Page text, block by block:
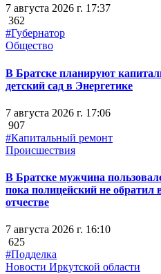
7 августа 2026 г. 17:37
362
#Губернатор
Общество
В Братске планируют
детский сад в Энергетике
7 августа 2026 г. 17:06
907
#Капитальный ремонт
Происшествия
В Братске мужчина
пока полицейский не обратил
отчестве
7 августа 2026 г. 16:10
625
#Подделка
Новости Иркутской области